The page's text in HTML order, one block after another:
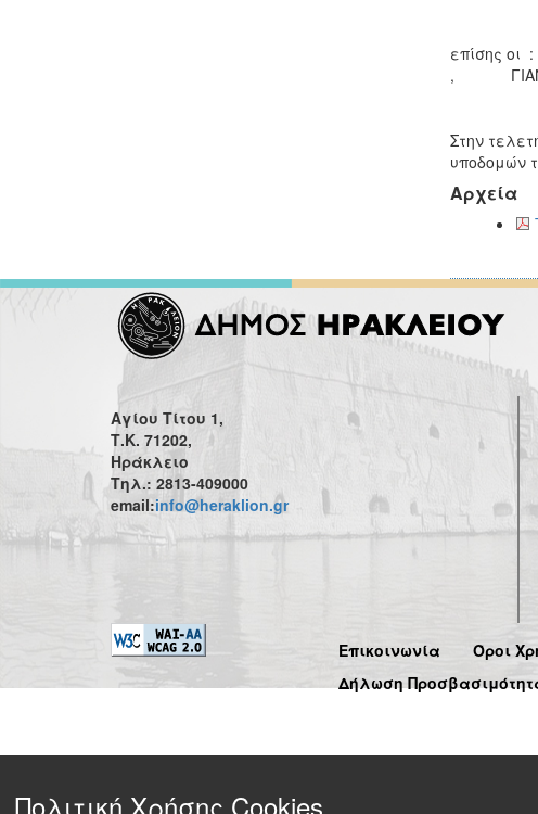
επίσης
, ΓΙΑΝΝΗΣ
Στην
υποδομών
Αρχεία
Αγίου Τίτου 1,
Τ.Κ. 71202,
Ηράκλειο
Τηλ.: 2813-409000
email:info@heraklion.gr
Επικοινωνία
Όροι
Δήλωση
Πολιτική Χρήσης Cookies